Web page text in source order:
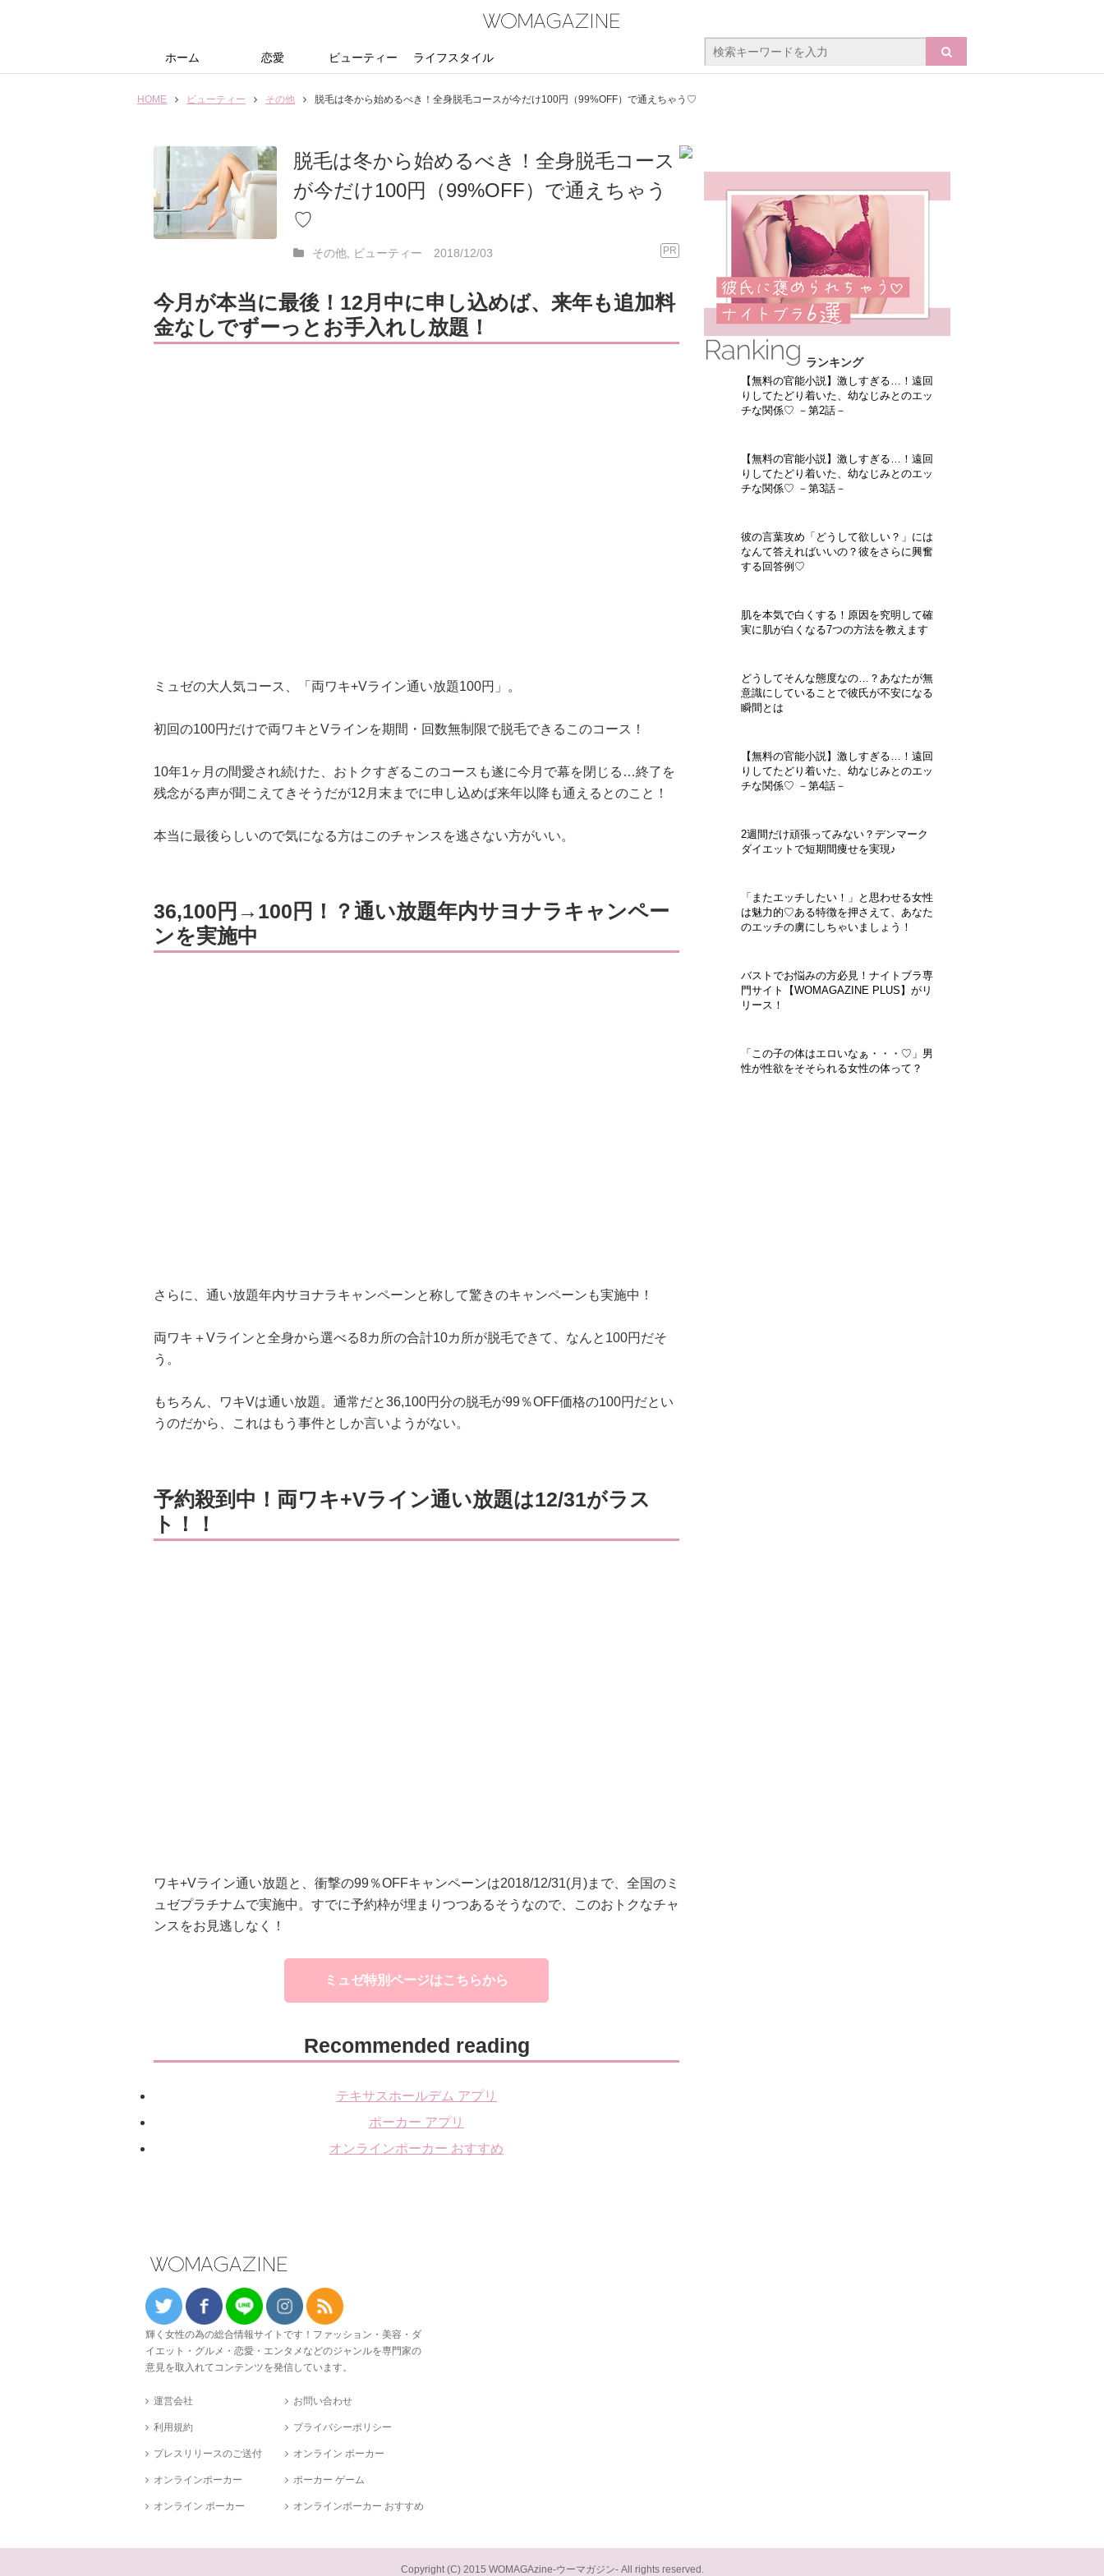
ホーム 恋愛 ビューティー ライフスタイル
HOME
ビューティー その他 脱毛は冬から始めるべき！全身脱毛コースが今だけ100円（99%OFF）で通えちゃう♡
脱毛は冬から始めるべき！全身脱毛コース
が今だけ100円（99%OFF）で通えちゃう
♡
その他 ビューティー 2018/12/03 PR
今月が本当に最後！12月中に申し込めば、来年も追加料
金なしでずーっとお手入れし放題！
ミュゼの大人気コース、「両ワキ+Vライン通い放題100円」。
初回の100円だけで両ワキとVラインを期間・回数無制限で脱毛できるこのコース！
10年1ヶ月の間愛され続けた、おトクすぎるこのコースも遂に今月で幕を閉じる…終了を
残念がる声が聞こえてきそうだが12月末までに申し込めば来年以降も通えるとのこと！
本当に最後らしいので気になる方はこのチャンスを逃さない方がいい。
36,100円→100円！？通い放題年内サヨナラキャンペー
ンを実施中
さらに、通い放題年内サヨナラキャンペーンと称して驚きのキャンペーンも実施中！
両ワキ＋Vラインと全身から選べる8カ所の合計10カ所が脱毛できて、なんと100円だそ
う。
もちろん、ワキVは通い放題。通常だと36,100円分の脱毛が99％OFF価格の100円だとい
うのだから、これはもう事件としか言いようがない。
予約殺到中！両ワキ+Vライン通い放題は12/31がラス
ト！！
ワキ+Vライン通い放題と、衝撃の99％OFFキャンペーンは2018/12/31(月)まで、全国のミ
ュゼプラチナムで実施中。すでに予約枠が埋まりつつあるそうなので、このおトクなチャ
ンスをお見逃しなく！
ミュゼ特別ページはこちらから
Recommended reading
テキサスホールデム アプリ
ポーカー アプリ
オンラインポーカー おすすめ
ランキング
【無料の官能小説】激しすぎる…！遠回
りしてたどり着いた、幼なじみとのエッ
チな関係♡ －第2話－
【無料の官能小説】激しすぎる…！遠回
りしてたどり着いた、幼なじみとのエッ
チな関係♡ －第3話－
彼の言葉攻め「どうして欲しい？」には
なんて答えればいいの？彼をさらに興奮
する回答例♡
肌を本気で白くする！原因を究明して確
実に肌が白くなる7つの方法を教えます
どうしてそんな態度なの…？あなたが無
意識にしていることで彼氏が不安になる
瞬間とは
【無料の官能小説】激しすぎる…！遠回
りしてたどり着いた、幼なじみとのエッ
チな関係♡ －第4話－
2週間だけ頑張ってみない？デンマーク
ダイエットで短期間痩せを実現♪
「またエッチしたい！」と思わせる女性
は魅力的♡ある特徴を押さえて、あなた
のエッチの虜にしちゃいましょう！
バストでお悩みの方必見！ナイトブラ専
門サイト【WOMAGAZINE PLUS】がリ
リース！
「この子の体はエロいなぁ・・・♡」男
性が性欲をそそられる女性の体って？
輝く女性の為の総合情報サイトです！ファッション・美容・ダ
イエット・グルメ・恋愛・エンタメなどのジャンルを専門家の
意見を取入れてコンテンツを発信しています。
運営会社 お問い合わせ
利用規約 プライバシーポリシー
プレスリリースのご送付 オンライン ポーカー
オンラインポーカー ポーカー ゲーム
オンライン ポーカー オンラインポーカー おすすめ
Copyright (C) 2015 WOMAGAzine-ウーマガジン- All rights reserved.